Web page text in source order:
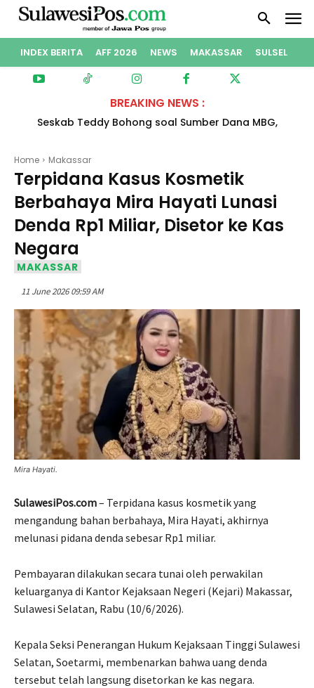
INDEX BERITA AFF 2026 NEWS MAKASSAR SULSEL
BREAKING NEWS :
Seskab Teddy Bohong soal Sumber Dana MBG,
Benarkah?
Home Makassar
Terpidana Kasus Kosmetik
Berbahaya Mira Hayati Lunasi
Denda Rp1 Miliar, Disetor ke Kas
Negara
MAKASSAR
11 June 2026 09:59 AM
Mira Hayati.
SulawesiPos.com– Terpidana kasus kosmetik yang
mengandung bahan berbahaya, Mira Hayati, akhirnya
melunasi pidana denda sebesar Rp1 miliar.
Pembayaran dilakukan secara tunai oleh perwakilan
keluarganya di Kantor Kejaksaan Negeri (Kejari) Makassar,
Sulawesi Selatan, Rabu (10/6/2026).
Kepala Seksi Penerangan Hukum Kejaksaan Tinggi Sulawesi
Selatan, Soetarmi, membenarkan bahwa uang denda
tersebut telah langsung disetorkan ke kas negara.